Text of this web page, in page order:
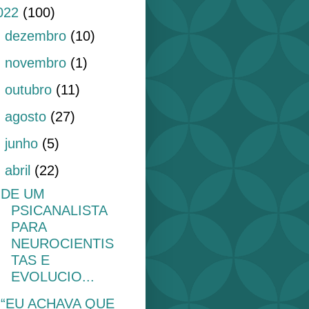
(100)
dezembro (10)
novembro (1)
outubro (11)
agosto (27)
junho (5)
abril (22)
DE UM
PSICANALISTA
PARA
NEUROCIENTIS
TAS E
EVOLUCIO...
“EU ACHAVA QUE